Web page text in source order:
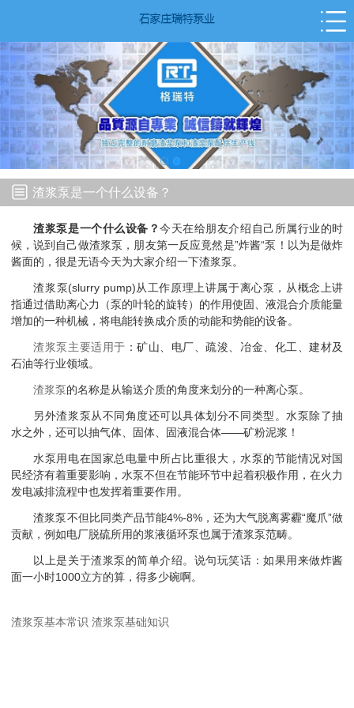
渣浆泵是一个什么设备？
渣浆泵是一个什么设备？今天在给朋友介绍自己所属行业的时
候，说到自己做渣浆泵，朋友第一反应竟然是”炸酱“泵！以为是做炸
酱面的，很是无语今天为大家介绍一下渣浆泵。
渣浆泵(slurry pump)从工作原理上讲属于离心泵，从概念上讲
指通过借助离心力（泵的叶轮的旋转）的作用使固、液混合介质能量
增加的一种机械，将电能转换成介质的动能和势能的设备。
渣浆泵主要适用于 ：矿山、电厂、疏浚、冶金、化工、建材及
石油等行业领域。
渣浆泵的名称是从输送介质的角度来划分的一种离心泵。
另外渣浆泵从不同角度还可以具体划分不同类型。水泵除了抽
水之外，还可以抽气体、固体、固液混合体——矿粉泥浆！
水泵用电在国家总电量中所占比重很大，水泵的节能情况对国
民经济有着重要影响，水泵不但在节能环节中起着积极作用，在火力
发电减排流程中也发挥着重要作用。
渣浆泵不但比同类产品节能4%-8%，还为大气脱离雾霾“魔爪”做
贡献，例如电厂脱硫所用的浆液循环泵也属于渣浆泵范畴。
以上是关于渣浆泵的简单介绍。说句玩笑话：如果用来做炸酱
面一小时1000立方的算，得多少碗啊。
渣浆泵基本常识 渣浆泵基础知识